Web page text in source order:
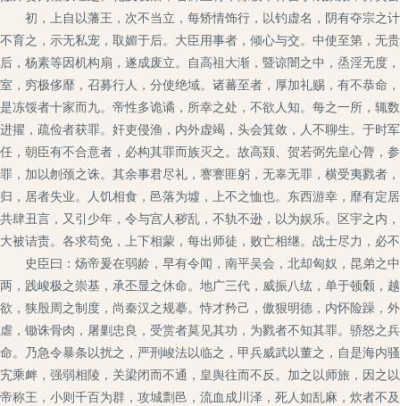
初，上自以藩王，次不当立，每矫情饰行，以钓虚名，阴有夺宗之
不育之，示无私宠，取媚于后。大臣用事者，倾心与交。中使至第，无
后，杨素等因机构扇，遂成废立。自高祖大渐，暨谅闇之中，烝淫无
室，穷极侈靡，召募行人，分使绝域。诸蕃至者，厚加礼赐，有不恭命
是冻馁者十家而九。帝性多诡谲，所幸之处，不欲人知。每之一所，辄
进擢，疏俭者获罪。奸吏侵渔，内外虚竭，头会箕敛，人不聊生。于时
任，朝臣有不合意者，必构其罪而族灭之。故高颎、贺若弼先皇心膂，
罪，加以刎颈之诛。其余事君尽礼，謇謇匪躬，无辜无罪，横受夷戮者
归，居者失业。人饥相食，邑落为墟，上不之恤也。东西游幸，靡有
共肆丑言，又引少年，令与宫人秽乱，不轨不逊，以为娱乐。区宇之内
大被诘责。各求苟免，上下相蒙，每出师徒，败亡相继。战士尽力，
史臣曰：炀帝爰在弱龄，早有令闻，南平吴会，北却匈奴，昆弟之
两，践峻极之崇基，承丕显之休命。地广三代，威振八纮，单于顿颡，
欲，狭殷周之制度，尚秦汉之规摹。恃才矜己，傲狠明德，内怀险躁，
虐，锄诛骨肉，屠剿忠良，受赏者莫见其功，为戮者不知其罪。骄怒
命。乃急令暴条以扰之，严刑峻法以临之，甲兵威武以董之，自是海内
宄乘衅，强弱相陵，关梁闭而不通，皇舆往而不反。加之以师旅，因
帝称王，小则千百为群，攻城剽邑，流血成川泽，死人如乱麻，炊者不